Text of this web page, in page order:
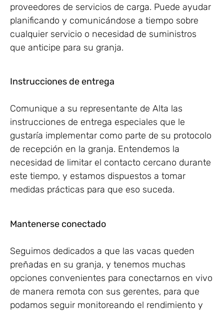
proveedores de servicios de carga. Puede ayudar
planificando y comunicándose a tiempo sobre
cualquier servicio o necesidad de suministros
que anticipe para su granja.
Instrucciones de entrega
Comunique a su representante de Alta las
instrucciones de entrega especiales que le
gustaría implementar como parte de su protocolo
de recepción en la granja. Entendemos la
necesidad de limitar el contacto cercano durante
este tiempo, y estamos dispuestos a tomar
medidas prácticas para que eso suceda.
Mantenerse conectado
Seguimos dedicados a que las vacas queden
preñadas en su granja, y tenemos muchas
opciones convenientes para conectarnos en vivo
de manera remota con sus gerentes, para que
podamos seguir monitoreando el rendimiento y